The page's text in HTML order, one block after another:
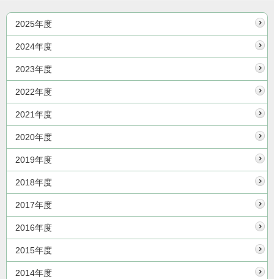
2025年度
2024年度
2023年度
2022年度
2021年度
2020年度
2019年度
2018年度
2017年度
2016年度
2015年度
2014年度